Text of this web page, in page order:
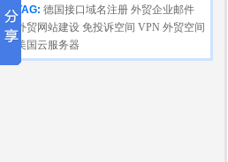
TAG: 德国接口域名注册 外贸企业邮件
外贸网站建设 免投诉空间 VPN 外贸空间
美国云服务器